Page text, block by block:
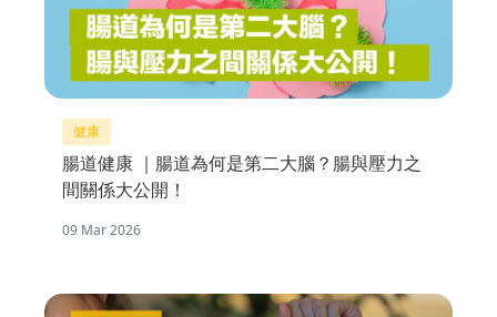
健康
腸道健康 ｜腸道為何是第二大腦？腸與壓力之
間關係大公開！
09 Mar 2026